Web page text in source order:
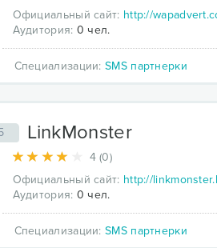
Официальный сайт: http://
Аудитория: 0 чел.
Специализации:SMS партнерки
LinkMonster
4 (0)
Официальный сайт: http://
Аудитория: 0 чел.
Специализации:SMS партнерки